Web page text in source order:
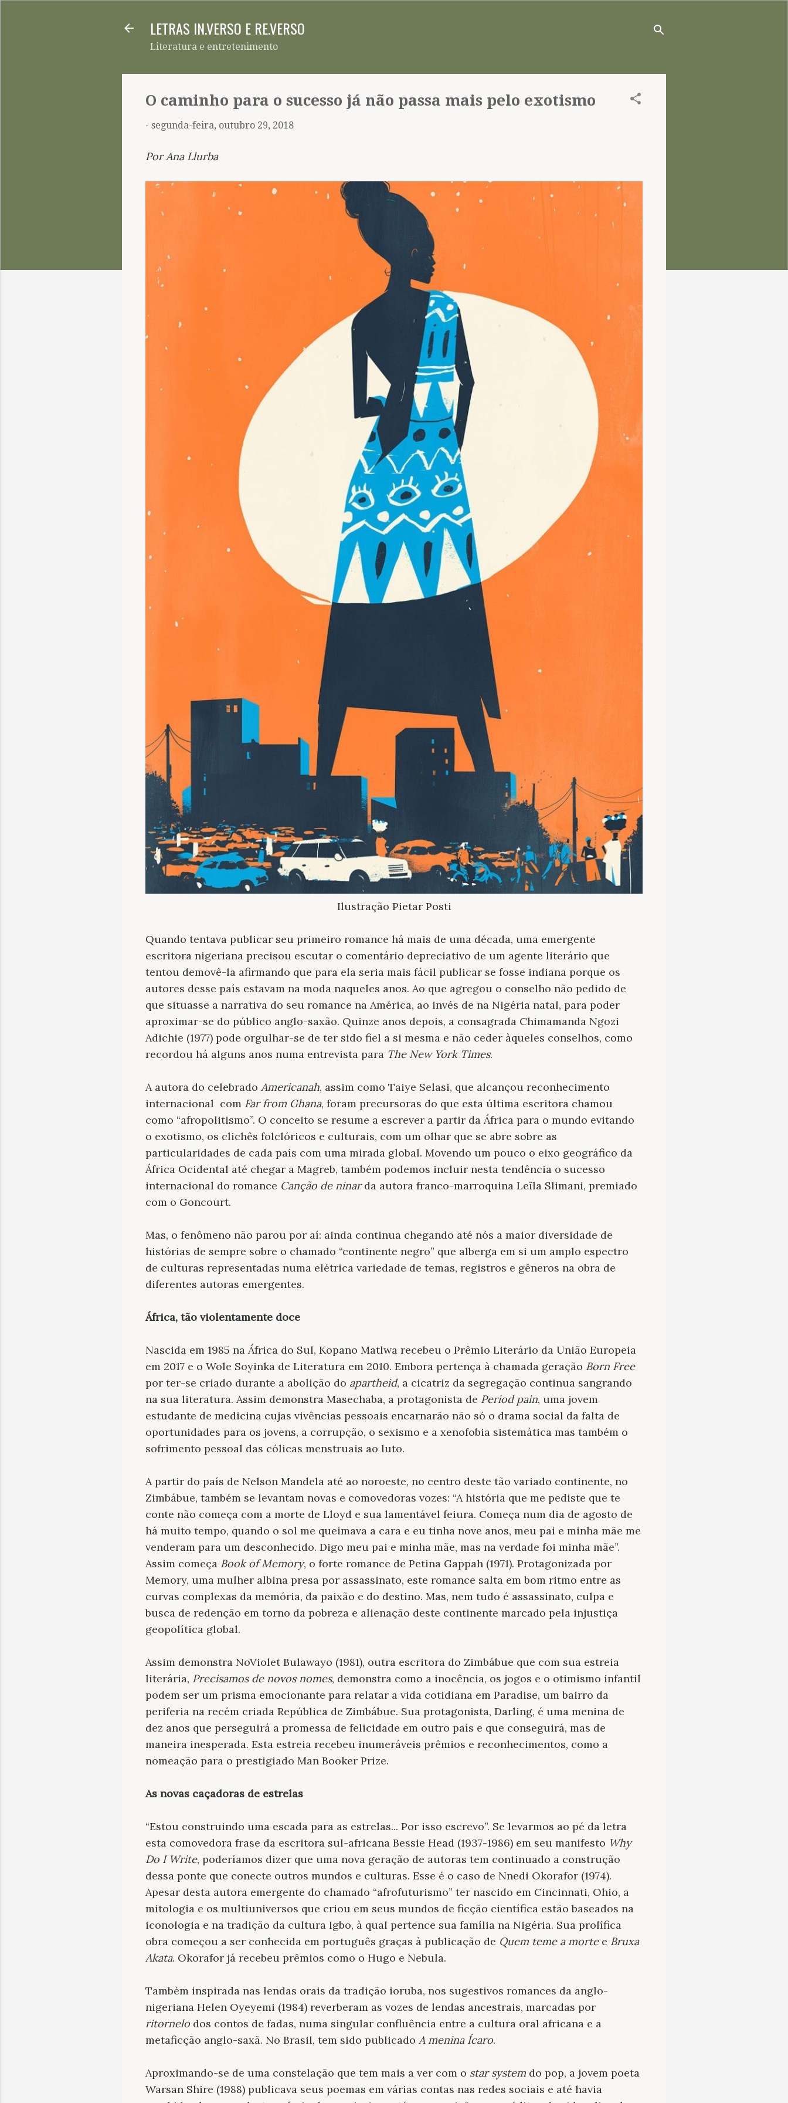
LETRAS IN.VERSO E RE.VERSO
Literatura e entretenimento
O caminho para o sucesso já não passa mais pelo exotismo
- segunda-feira, outubro 29, 2018
Por Ana Llurba
Ilustração Pietar Posti
Quando tentava publicar seu primeiro romance há mais de uma década, uma emergente
escritora nigeriana precisou escutar o comentário depreciativo de um agente literário que
tentou demovê-la afirmando que para ela seria mais fácil publicar se fosse indiana porque os
autores desse país estavam na moda naqueles anos. Ao que agregou o conselho não pedido de
que situasse a narrativa do seu romance na América, ao invés de na Nigéria natal, para poder
aproximar-se do público anglo-saxão. Quinze anos depois, a consagrada Chimamanda Ngozi
Adichie (1977) pode orgulhar-se de ter sido fiel a si mesma e não ceder àqueles conselhos, como
recordou há alguns anos numa entrevista para The New York Times.
A autora do celebrado Americanah, assim como Taiye Selasi, que alcançou reconhecimento
internacional com Far from Ghana, foram precursoras do que esta última escritora chamou
como “afropolitismo”. O conceito se resume a escrever a partir da África para o mundo evitando
o exotismo, os clichês folclóricos e culturais, com um olhar que se abre sobre as
particularidades de cada país com uma mirada global. Movendo um pouco o eixo geográfico da
África Ocidental até chegar a Magreb, também podemos incluir nesta tendência o sucesso
internacional do romance Canção de ninarda autora franco-marroquina Leïla Slimani, premiado
com o Goncourt.
Mas, o fenômeno não parou por aí: ainda continua chegando até nós a maior diversidade de
histórias de sempre sobre o chamado “continente negro” que alberga em si um amplo espectro
de culturas representadas numa elétrica variedade de temas, registros e gêneros na obra de
diferentes autoras emergentes.
África, tão violentamente doce
Nascida em 1985 na África do Sul, Kopano Matlwa recebeu o Prêmio Literário da União Europeia
em 2017 e o Wole Soyinka de Literatura em 2010. Embora pertença à chamada geração Born Free
por ter-se criado durante a abolição do apartheid, a cicatriz da segregação continua sangrando
na sua literatura. Assim demonstra Masechaba, a protagonista de Period pain, uma jovem
estudante de medicina cujas vivências pessoais encarnarão não só o drama social da falta de
oportunidades para os jovens, a corrupção, o sexismo e a xenofobia sistemática mas também o
sofrimento pessoal das cólicas menstruais ao luto.
A partir do país de Nelson Mandela até ao noroeste, no centro deste tão variado continente, no
Zimbábue, também se levantam novas e comovedoras vozes: “A história que me pediste que te
conte não começa com a morte de Lloyd e sua lamentável feiura. Começa num dia de agosto de
há muito tempo, quando o sol me queimava a cara e eu tinha nove anos, meu pai e minha mãe me
venderam para um desconhecido. Digo meu pai e minha mãe, mas na verdade foi minha mãe”.
Assim começa Book of Memory, o forte romance de Petina Gappah (1971). Protagonizada por
Memory, uma mulher albina presa por assassinato, este romance salta em bom ritmo entre as
curvas complexas da memória, da paixão e do destino. Mas, nem tudo é assassinato, culpa e
busca de redenção em torno da pobreza e alienação deste continente marcado pela injustiça
geopolítica global.
Assim demonstra NoViolet Bulawayo (1981), outra escritora do Zimbábue que com sua estreia
literária, Precisamos de novos nomes, demonstra como a inocência, os jogos e o otimismo infantil
podem ser um prisma emocionante para relatar a vida cotidiana em Paradise, um bairro da
periferia na recém criada República de Zimbábue. Sua protagonista, Darling, é uma menina de
dez anos que perseguirá a promessa de felicidade em outro país e que conseguirá, mas de
maneira inesperada. Esta estreia recebeu inumeráveis prêmios e reconhecimentos, como a
nomeação para o prestigiado Man Booker Prize.
As novas caçadoras de estrelas
“Estou construindo uma escada para as estrelas... Por isso escrevo”. Se levarmos ao pé da letra
esta comovedora frase da escritora sul-africana Bessie Head (1937-1986) em seu manifesto Why
Do I Write, poderíamos dizer que uma nova geração de autoras tem continuado a construção
dessa ponte que conecte outros mundos e culturas. Esse é o caso de Nnedi Okorafor (1974).
Apesar desta autora emergente do chamado “afrofuturismo” ter nascido em Cincinnati, Ohio, a
mitologia e os multiuniversos que criou em seus mundos de ficção científica estão baseados na
iconologia e na tradição da cultura Igbo, à qual pertence sua família na Nigéria. Sua prolífica
obra começou a ser conhecida em português graças à publicação de Quem teme a mortee Bruxa
Akata. Okorafor já recebeu prêmios como o Hugo e Nebula.
Também inspirada nas lendas orais da tradição ioruba, nos sugestivos romances da anglo-
nigeriana Helen Oyeyemi (1984) reverberam as vozes de lendas ancestrais, marcadas por
ritornelo dos contos de fadas, numa singular confluência entre a cultura oral africana e a
metaficção anglo-saxã. No Brasil, tem sido publicado A menina Ícaro.
Aproximando-se de uma constelação que tem mais a ver com o star system do pop, a jovem poeta
Warsan Shire (1988) publicava seus poemas em várias contas nas redes sociais e até havia